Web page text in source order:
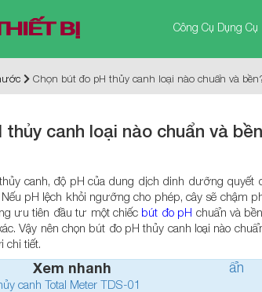
Công Cụ Dụng Cụ
Chọn bút đo pH thủy canh loại nào chuẩn và
canh loại nào chuẩn và
canh, độ pH của dung dịch dinh dưỡng quyết
pH lệch khỏi ngưỡng cho phép, cây sẽ chậm
ưu tiên đầu tư một chiếc bút đo pH chuẩn và
Vậy nên chọn bút đo pH thủy canh loại nào
chi tiết.
Xem nhanh ẩn
canh Total Meter TDS-01